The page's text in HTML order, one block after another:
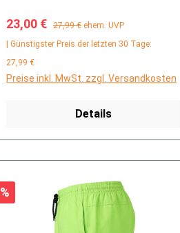
Verkaufspreis:
23,00 € Regulärer Preis:
27,99 € ehem. UVP
| Günstigster Preis der letzten 30 Tage:
27,99 €
Preise inkl. MwSt. zzgl. Versandkosten
Details
Rabatt
%